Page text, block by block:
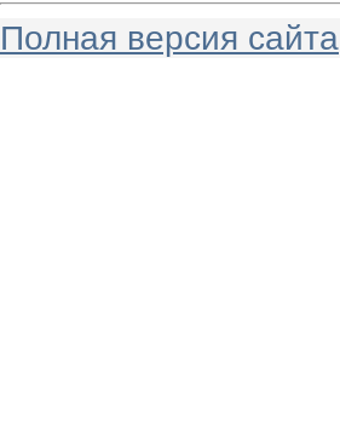
Полная версия сайта